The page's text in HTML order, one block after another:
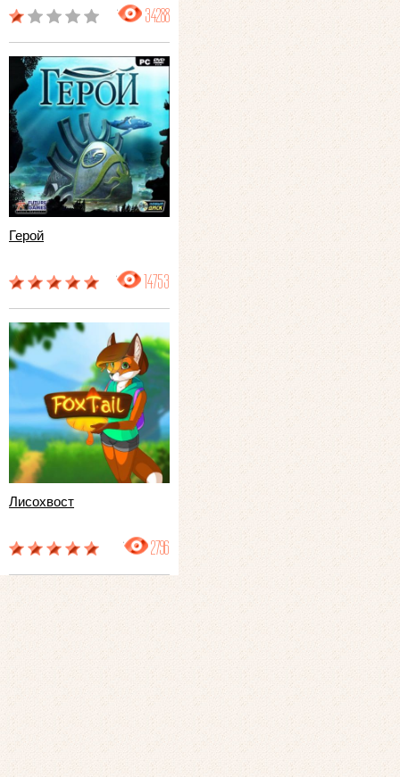
34288
Герой
14753
Лисохвост
2796